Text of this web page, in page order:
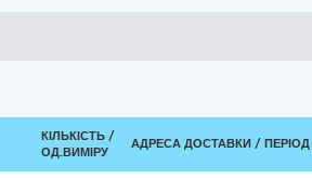
КІЛЬКІСТЬ /
ОД.ВИМІРУ
АДРЕСА ДОСТАВКИ /